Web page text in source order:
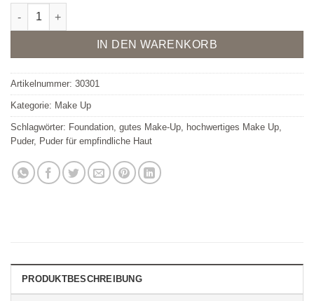
Illusion Loose Minerals 1Bg Vanilla Menge
IN DEN WARENKORB
Alternative:
Artikelnummer: 30301
Kategorie: Make Up
Schlagwörter: Foundation, gutes Make-Up, hochwertiges Make Up,
Puder, Puder für empfindliche Haut
PRODUKTBESCHREIBUNG